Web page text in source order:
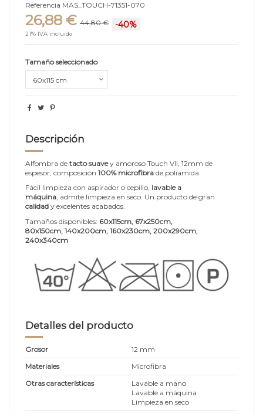
Referencia MAS_TOUCH-71351-070
26,88 € 44,80 € -40%
21% IVA incluido
Tamaño seleccionado
Descripción
Alfombra de tacto suavey amoroso Touch VII, 12mm de
espesor, composición 100% microfibra de poliamida.
Fácil limpieza con aspirador o cepillo, lavable a
máquina, admite limpieza en seco. Un producto de gran
calidad y excelentes acabados.
Tamaños disponibles: 60x115cm, 67x250cm,
80x150cm, 140x200cm, 160x230cm, 200x290cm,
240x340cm
Detalles del producto
Grosor
12 mm
Materiales
Microfibra
Otras características
Lavable a mano
Lavable a máquina
Limpieza en seco